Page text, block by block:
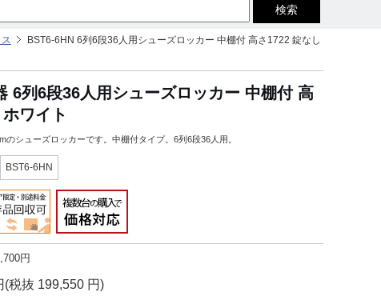
BST6-6HN 6列6段36人用シューズロッカー 中棚付 高さ1722 錠なし
6列6段36人用シューズロッカー 中棚付 高
ワイト
のシューズロッカーです。中棚付タイプ。6列6段36人用。
BST6-6HN
円
(税抜 199,550 円)